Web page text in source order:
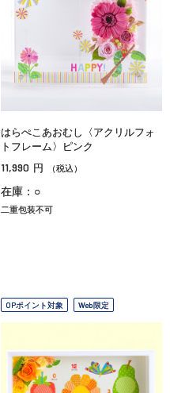
はらぺこあおむし〈アクリルフォ
トフレーム〉ピンク
11,990 円 （税込）
在庫：○
二重包装不可
OPポイント対象 Web限定